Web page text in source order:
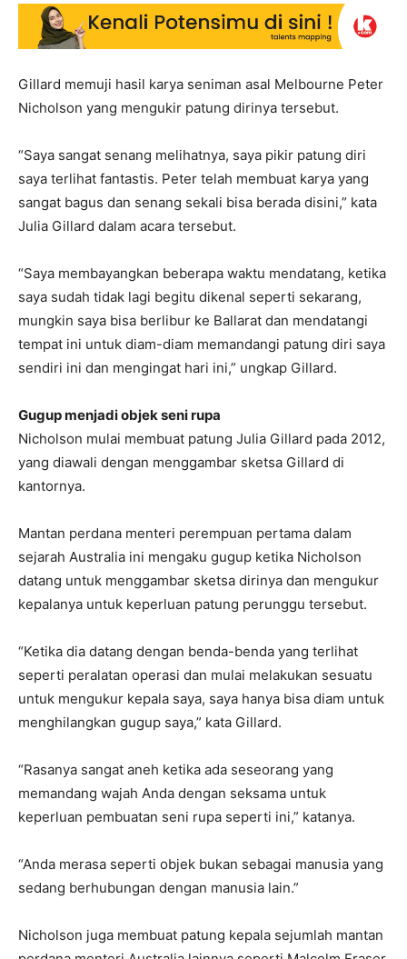
Gillard memuji hasil karya seniman asal Melbourne Peter
Nicholson yang mengukir patung dirinya tersebut.
“Saya sangat senang melihatnya, saya pikir patung diri
saya terlihat fantastis. Peter telah membuat karya yang
sangat bagus dan senang sekali bisa berada disini,” kata
Julia Gillard dalam acara tersebut.
“Saya membayangkan beberapa waktu mendatang, ketika
saya sudah tidak lagi begitu dikenal seperti sekarang,
mungkin saya bisa berlibur ke Ballarat dan mendatangi
tempat ini untuk diam-diam memandangi patung diri saya
sendiri ini dan mengingat hari ini,” ungkap Gillard.
Gugup menjadi objek seni rupa
Nicholson mulai membuat patung Julia Gillard pada 2012,
yang diawali dengan menggambar sketsa Gillard di
kantornya.
Mantan perdana menteri perempuan pertama dalam
sejarah Australia ini mengaku gugup ketika Nicholson
datang untuk menggambar sketsa dirinya dan mengukur
kepalanya untuk keperluan patung perunggu tersebut.
“Ketika dia datang dengan benda-benda yang terlihat
seperti peralatan operasi dan mulai melakukan sesuatu
untuk mengukur kepala saya, saya hanya bisa diam untuk
menghilangkan gugup saya,” kata Gillard.
“Rasanya sangat aneh ketika ada seseorang yang
memandang wajah Anda dengan seksama untuk
keperluan pembuatan seni rupa seperti ini,” katanya.
“Anda merasa seperti objek bukan sebagai manusia yang
sedang berhubungan dengan manusia lain.”
Nicholson juga membuat patung kepala sejumlah mantan